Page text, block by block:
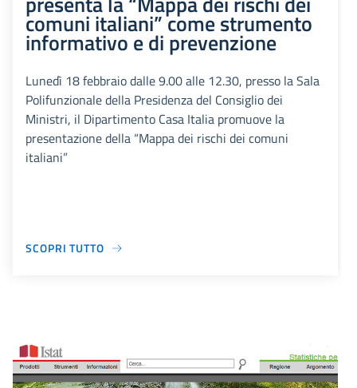
comuni italiani” come strumento
informativo e di prevenzione
Lunedì 18 febbraio dalle 9.00 alle 12.30, presso la Sala
Polifunzionale della Presidenza del Consiglio dei
Ministri, il Dipartimento Casa Italia promuove la
presentazione della “Mappa dei rischi dei comuni
italiani”
SCOPRI TUTTO